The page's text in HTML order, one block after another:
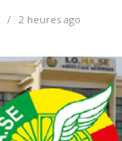
2 heures ago